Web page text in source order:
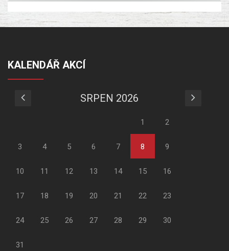
KALENDÁŘ AKCÍ
SRPEN 2026
1 2
3 4 5 6 7 8 9
10 11 12 13 14 15 16
17 18 19 20 21 22 23
24 25 26 27 28 29 30
31